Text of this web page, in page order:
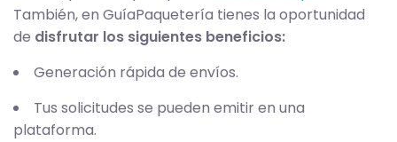
También, en GuíaPaquetería tienes la oportunidad
de disfrutar los siguientes beneficios:
Generación rápida de envíos.
Tus solicitudes se pueden emitir en una
plataforma.